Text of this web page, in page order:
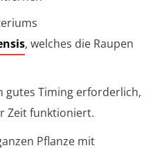
, welches die Raupen
gutes Timing erforderlich,
Zeit funktioniert.
Pflanze mit